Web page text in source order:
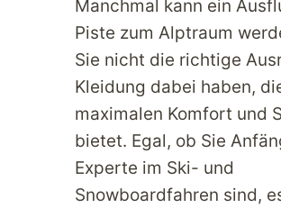
Manchmal kann ein
Piste zum Alptraum
Sie nicht die richtige
Kleidung dabei haben,
maximalen Komfort und
bietet. Egal, ob Sie
Experte im Ski- und
Snowboardfahren sind,